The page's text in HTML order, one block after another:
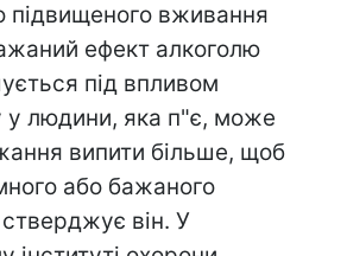
підвищеного вживання
ефект алкоголю
під впливом
у людини, яка п"є, може
випити більше, щоб
або бажаного
він. У